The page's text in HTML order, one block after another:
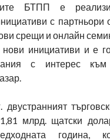
БТПП е
с партньори
срещи и онлайн
нови инициативи и е
с интерес към
двустранният
млрд. щатски
година,